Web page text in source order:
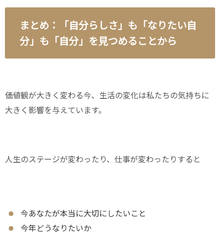
まとめ：「自分らしさ」も「なりたい自
分」も「自分」を見つめることから
価値観が大きく変わる今、生活の変化は私たちの気持ちに
大きく影響を与えています。
人生のステージが変わったり、仕事が変わったりすると
今あなたが本当に大切にしたいこと
今年どうなりたいか